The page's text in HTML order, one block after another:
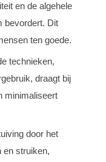
en de algehele
bevordert. Dit
ten goede.
technieken,
draagt bij
minimaliseert
door het
en struiken,